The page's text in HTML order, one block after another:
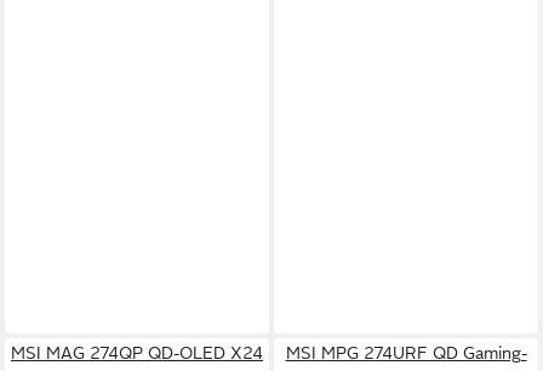
MSI MAG 274QP QD-OLED X24
MSI MPG 274URF QD Gaming-